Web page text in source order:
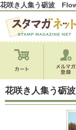
花咲き人集う砺波
花咲き人集う砺